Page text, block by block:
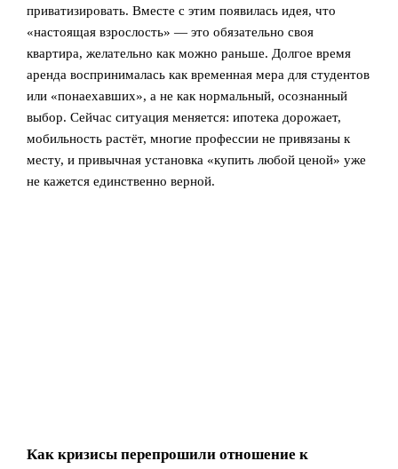
приватизировать. Вместе с этим появилась идея, что
«настоящая взрослость» — это обязательно своя
квартира, желательно как можно раньше. Долгое время
аренда воспринималась как временная мера для студентов
или «понаехавших», а не как нормальный, осознанный
выбор. Сейчас ситуация меняется: ипотека дорожает,
мобильность растёт, многие профессии не привязаны к
месту, и привычная установка «купить любой ценой» уже
не кажется единственно верной.
Как кризисы перепрошили отношение к